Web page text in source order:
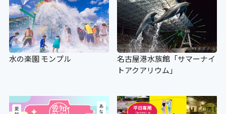
水の楽園 モンプル
名古屋港水族館「サマーナイ
トアクアリウム」